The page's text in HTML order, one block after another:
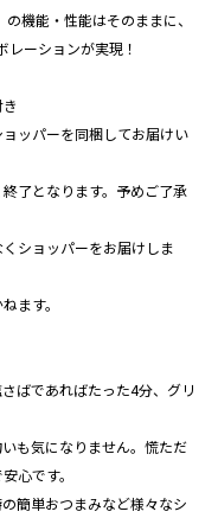
機能・性能はそのままに、
レーションが実現！
ッパーを同梱してお届けい
了となります。予めご了承
ショッパーをお届けしま
ます。
ばであればたった4分、グリ
も気になりません。慌ただ
心です。
簡単おつまみなど様々なシ